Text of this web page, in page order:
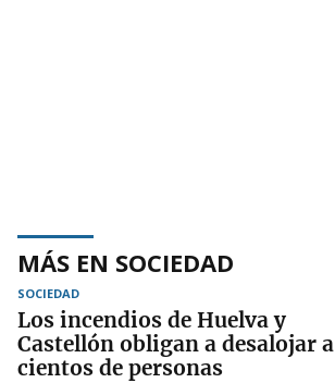
MÁS EN SOCIEDAD
SOCIEDAD
Los incendios de Huelva y
Castellón obligan a desalojar a
cientos de personas